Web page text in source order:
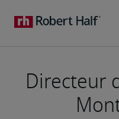
Directeur